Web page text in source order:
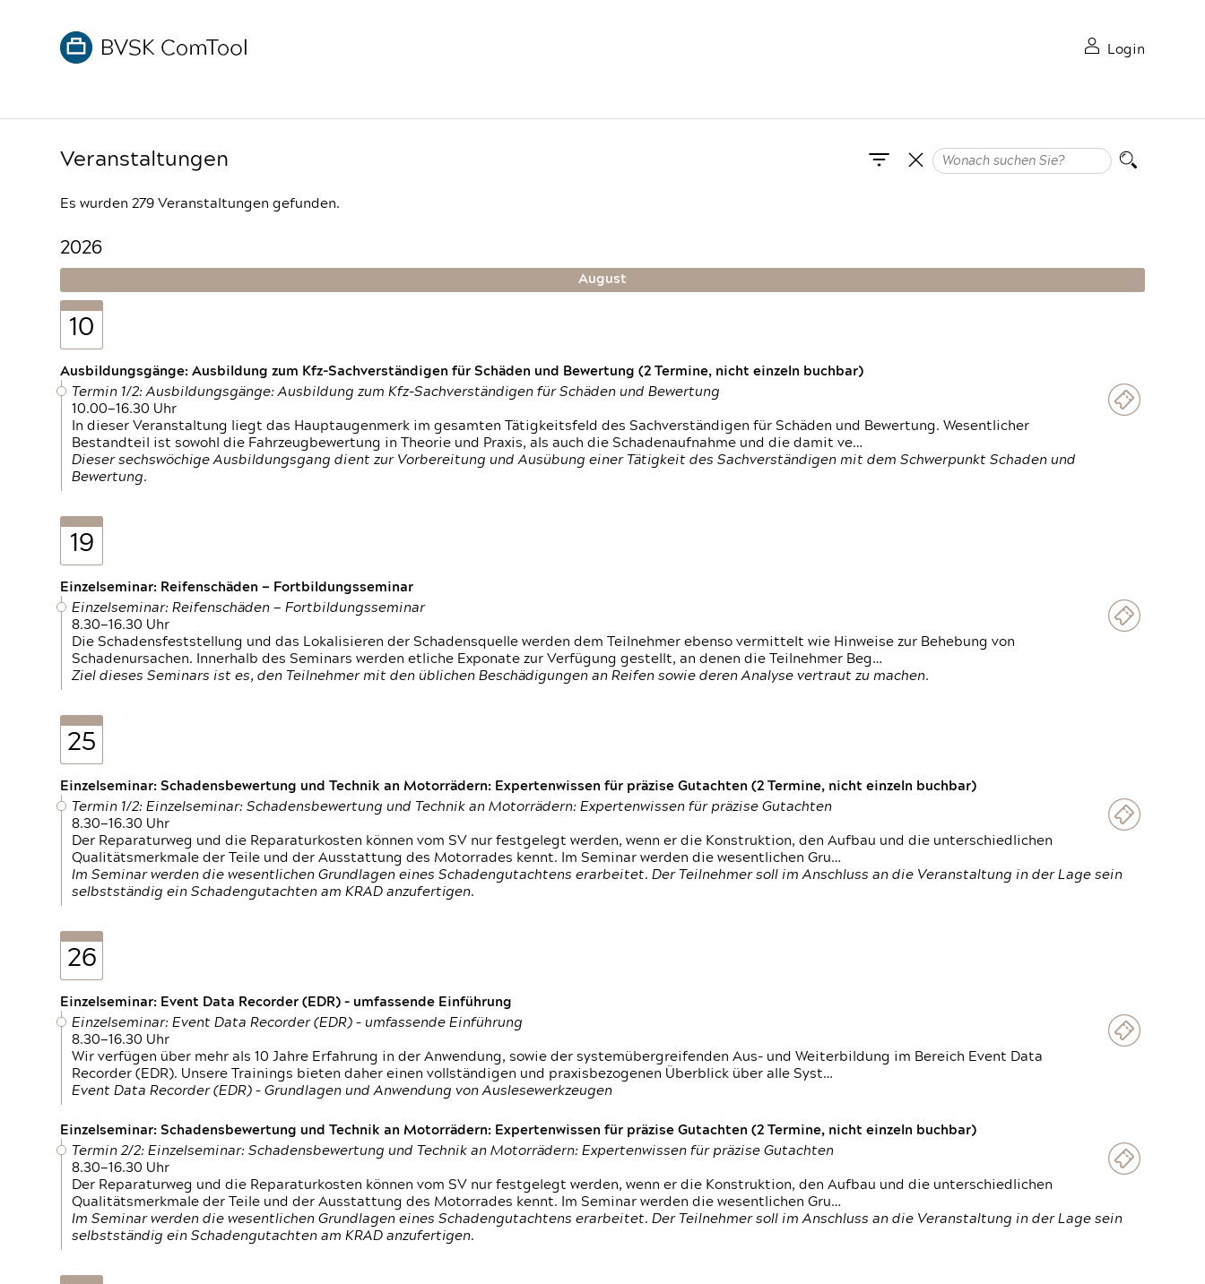
Login
Veranstaltungen
Es wurden 279 Veranstaltungen gefunden.
2026
August
10
Ausbildungsgänge: Ausbildung zum Kfz-Sachverständigen für Schäden und Bewertung (2 Termine, nicht einzeln buchbar)
Termin 1/2: Ausbildungsgänge: Ausbildung zum Kfz-Sachverständigen für Schäden und Bewertung
10.00—16.30 Uhr
In dieser Veranstaltung liegt das Hauptaugenmerk im gesamten Tätigkeitsfeld des Sachverständigen für Schäden und Bewertung. Wesentlicher
Bestandteil ist sowohl die Fahrzeugbewertung in Theorie und Praxis, als auch die Schadenaufnahme und die damit ve…
Dieser sechswöchige Ausbildungsgang dient zur Vorbereitung und Ausübung einer Tätigkeit des Sachverständigen mit dem Schwerpunkt Schaden und
Bewertung.
19
Einzelseminar: Reifenschäden — Fortbildungsseminar
Einzelseminar: Reifenschäden — Fortbildungsseminar
8.30—16.30 Uhr
Die Schadensfeststellung und das Lokalisieren der Schadensquelle werden dem Teilnehmer ebenso vermittelt wie Hinweise zur Behebung von
Schadenursachen. Innerhalb des Seminars werden etliche Exponate zur Verfügung gestellt, an denen die Teilnehmer Beg…
Ziel dieses Seminars ist es, den Teilnehmer mit den üblichen Beschädigungen an Reifen sowie deren Analyse vertraut zu machen.
25
Einzelseminar: Schadensbewertung und Technik an Motorrädern: Expertenwissen für präzise Gutachten (2 Termine, nicht einzeln buchbar)
Termin 1/2: Einzelseminar: Schadensbewertung und Technik an Motorrädern: Expertenwissen für präzise Gutachten
8.30—16.30 Uhr
Der Reparaturweg und die Reparaturkosten können vom SV nur festgelegt werden, wenn er die Konstruktion, den Aufbau und die unterschiedlichen
Qualitätsmerkmale der Teile und der Ausstattung des Motorrades kennt. Im Seminar werden die wesentlichen Gru…
Im Seminar werden die wesentlichen Grundlagen eines Schadengutachtens erarbeitet. Der Teilnehmer soll im Anschluss an die Veranstaltung in der Lage sein
selbstständig ein Schadengutachten am KRAD anzufertigen.
26
Einzelseminar: Event Data Recorder (EDR) – umfassende Einführung
Einzelseminar: Event Data Recorder (EDR) – umfassende Einführung
8.30—16.30 Uhr
Wir verfügen über mehr als 10 Jahre Erfahrung in der Anwendung, sowie der systemübergreifenden Aus- und Weiterbildung im Bereich Event Data
Recorder (EDR). Unsere Trainings bieten daher einen vollständigen und praxisbezogenen Überblick über alle Syst…
Event Data Recorder (EDR) – Grundlagen und Anwendung von Auslesewerkzeugen
Einzelseminar: Schadensbewertung und Technik an Motorrädern: Expertenwissen für präzise Gutachten (2 Termine, nicht einzeln buchbar)
Termin 2/2: Einzelseminar: Schadensbewertung und Technik an Motorrädern: Expertenwissen für präzise Gutachten
8.30—16.30 Uhr
Der Reparaturweg und die Reparaturkosten können vom SV nur festgelegt werden, wenn er die Konstruktion, den Aufbau und die unterschiedlichen
Qualitätsmerkmale der Teile und der Ausstattung des Motorrades kennt. Im Seminar werden die wesentlichen Gru…
Im Seminar werden die wesentlichen Grundlagen eines Schadengutachtens erarbeitet. Der Teilnehmer soll im Anschluss an die Veranstaltung in der Lage sein
selbstständig ein Schadengutachten am KRAD anzufertigen.